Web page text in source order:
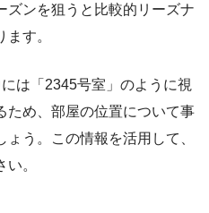
ズンを狙うと比較的リーズナ
す。
は「2345号室」のように視
ため、部屋の位置について事
う。この情報を活用して、
。